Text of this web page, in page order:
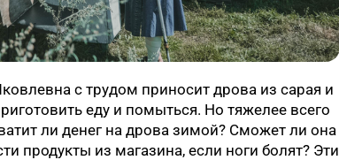
с трудом приносит дрова из сарая и
еду и помыться. Но тяжелее всего
ли денег на дрова зимой? Сможет ли она
продукты из магазина, если ноги болят? Эти